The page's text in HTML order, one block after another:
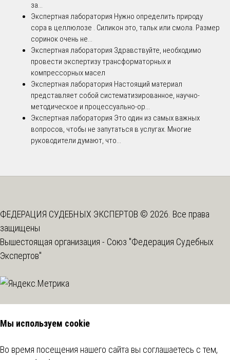
за...
Экспертная лаборатория Нужно определить природу
сора в целлюлозе . Силикон это, тальк или смола. Размер
соринок очень не...
Экспертная лаборатория Здравствуйте, необходимо
провести экспертизу трансформаторных и
компрессорных масел
Экспертная лаборатория Настоящий материал
представляет собой систематизированное, научно-
методическое и процессуально-ор...
Экспертная лаборатория Это один из самых важных
вопросов, чтобы не запутаться в услугах. Многие
руководители думают, что...
ФЕДЕРАЦИЯ СУДЕБНЫХ ЭКСПЕРТОВ © 2026. Все права
защищены
Вышестоящая организация - Союз "Федерация Судебных
Экспертов"
Мы используем cookie
Во время посещения нашего сайта вы соглашаетесь с тем,